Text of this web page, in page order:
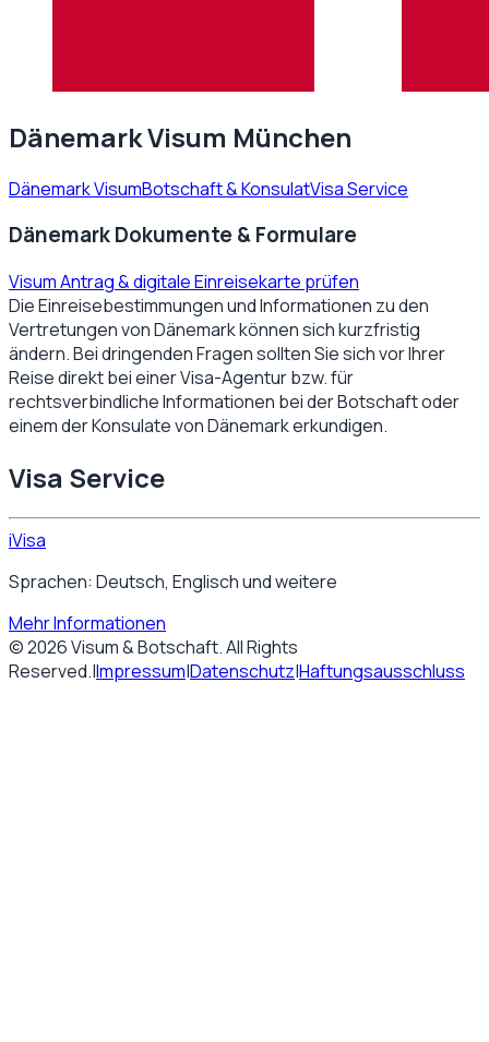
Dänemark Visum München
Dänemark VisumBotschaft & KonsulatVisa Service
Dänemark Dokumente & Formulare
Visum Antrag & digitale Einreisekarte prüfen
Die Einreisebestimmungen und Informationen zu den
Vertretungen vonDänemarkkönnen sich kurzfristig
ändern. Bei dringenden Fragen sollten Sie sich vor Ihrer
Reise direkt bei einer Visa-Agentur bzw. für
rechtsverbindliche Informationen bei der Botschaft oder
einem der Konsulate vonDänemarkerkundigen.
Visa Service
iVisa
Sprachen: Deutsch, Englisch und weitere
Mehr Informationen
©2026Visum & Botschaft. All Rights
Reserved.|Impressum|Datenschutz|Haftungsausschluss